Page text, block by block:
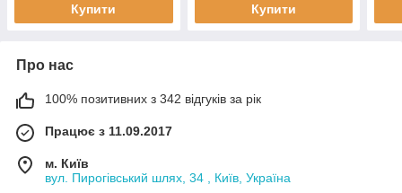
Купити Купити
Про нас
100% позитивних з 342 відгуків за рік
Працює з 11.09.2017
м. Київ
вул. Пирогівський шлях, 34 , Київ, Україна